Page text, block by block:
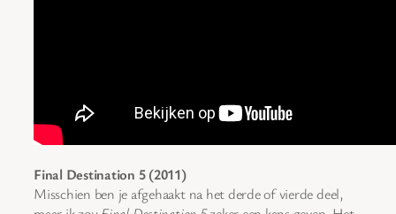
Final Destination 5 (2011)
Misschien ben je afgehaakt na het derde of vierde deel,